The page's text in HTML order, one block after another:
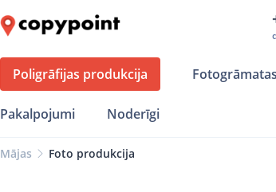
Poligrāfijas produkcija Fotogrāmatas
Pakalpojumi Noderīgi
Mājas Foto produkcija